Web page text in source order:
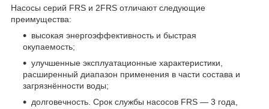
Насосы серий FRS и 2FRS отличают следующие
преимущества:
высокая энергоэффективность и быстрая
окупаемость;
улучшенные эксплуатационные характеристики,
расширенный диапазон применения в части состава и
загрязнённости воды;
долговечность. Срок службы насосов FRS — 3 года,